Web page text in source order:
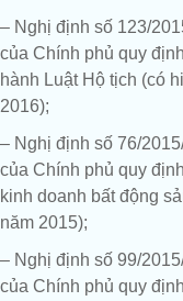
– Nghị định số 123/
của Chính phủ quy
hành Luật Hộ tịch (có
2016);
– Nghị định số 76/
của Chính phủ quy
kinh doanh bất động
năm 2015);
– Nghị định số 99/
của Chính phủ quy